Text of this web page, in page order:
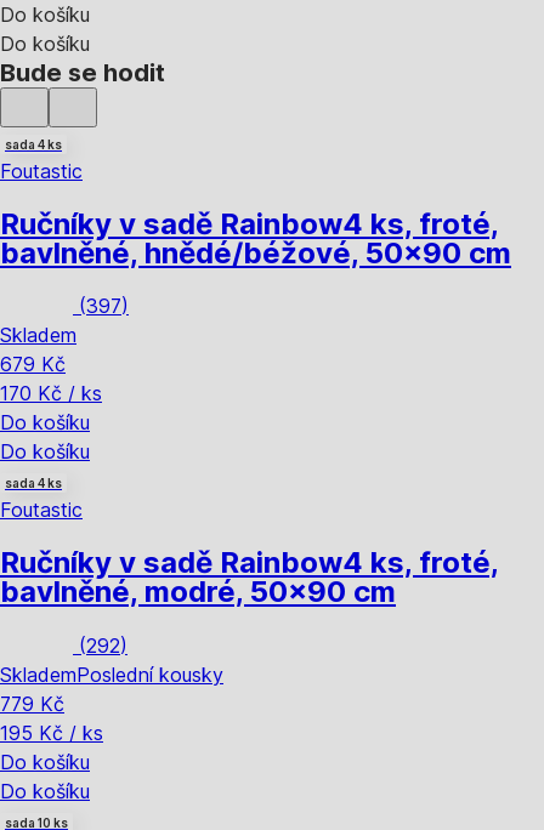
Do košíku
Do košíku
Bude se hodit
sada 4 ks
Foutastic
Ručníky v sadě Rainbow4 ks, froté,
bavlněné, hnědé/béžové, 50x90 cm
(397)
Skladem
679 Kč
170 Kč / ks
Do košíku
Do košíku
sada 4 ks
Foutastic
Ručníky v sadě Rainbow4 ks, froté,
bavlněné, modré, 50x90 cm
(292)
SklademPoslední kousky
779 Kč
195 Kč / ks
Do košíku
Do košíku
sada 10 ks